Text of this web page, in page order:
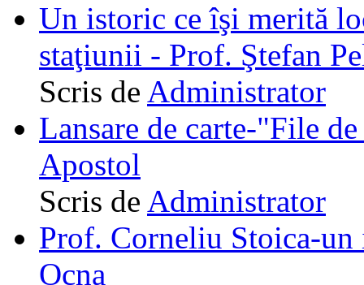
Un istoric ce îşi merită
staţiunii - Prof. Ştefan
Scris de Administrator
Lansare de carte-"File
Apostol
Scris de Administrator
Prof. Corneliu Stoica-
Ocna